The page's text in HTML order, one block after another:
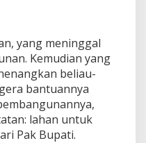
yang meninggal
Kemudian yang
beliau-
bantuannya
lahan untuk
Pak Bupati.